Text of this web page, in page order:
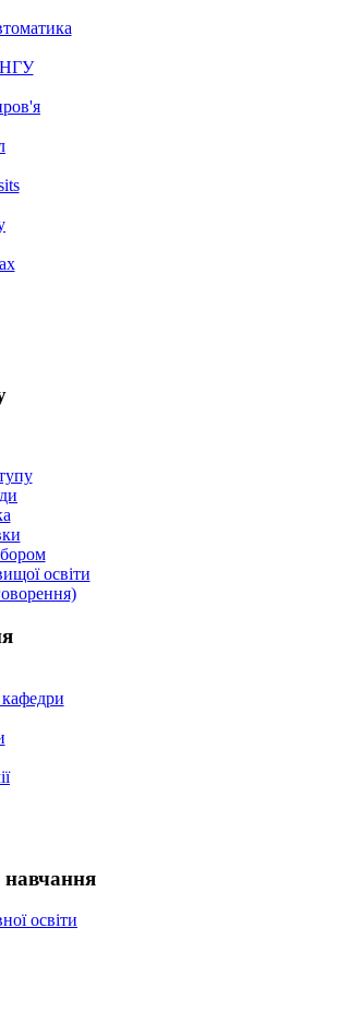
НГУ
освіти
кафедри
навчання
освіти